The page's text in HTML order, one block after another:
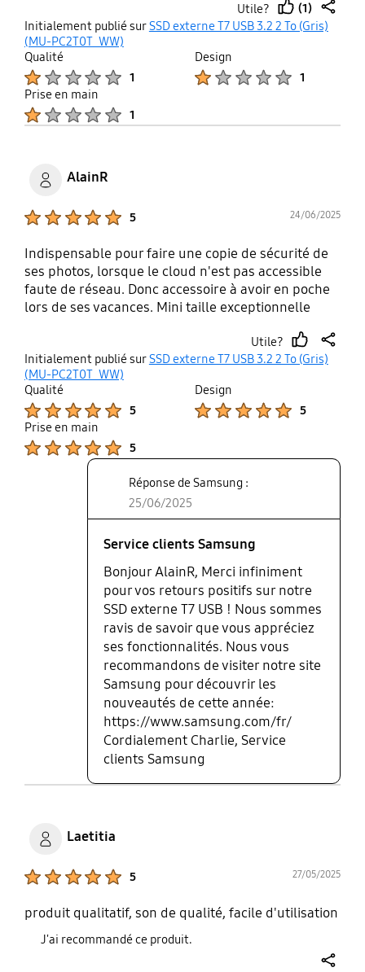
Utile?
thumb
(1)
share
Initialement publié surSSD externe T7 USB 3.2 2 To (Gris)
(MU-PC2T0T_WW)
Qualité
1
Design
1
Prise en main
1
AlainR
5 24/06/2025
Indispensable pour faire une copie de sécurité de
ses photos, lorsque le cloud n'est pas accessible
faute de réseau. Donc accessoire à avoir en poche
lors de ses vacances. Mini taille exceptionnelle
Utile?
thumbshare
Initialement publié surSSD externe T7 USB 3.2 2 To (Gris)
(MU-PC2T0T_WW)
Qualité
5
Design
5
Prise en main
5
Réponse de Samsung :
25/06/2025
Service clients Samsung
Bonjour AlainR, Merci infiniment
pour vos retours positifs sur notre
SSD externe T7 USB ! Nous sommes
ravis de savoir que vous appréciez
ses fonctionnalités. Nous vous
recommandons de visiter notre site
Samsung pour découvrir les
nouveautés de cette année:
https://www.samsung.com/fr/
Cordialement Charlie, Service
clients Samsung
Laetitia
5 27/05/2025
produit qualitatif, son de qualité, facile d'utilisation
J'ai recommandé ce produit.